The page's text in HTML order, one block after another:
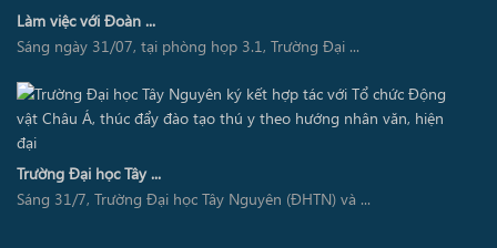
Làm việc với Đoàn ...
Sáng ngày 31/07, tại phòng họp 3.1, Trường Đại ...
Trường Đại học Tây ...
Sáng 31/7, Trường Đại học Tây Nguyên (ĐHTN) và ...